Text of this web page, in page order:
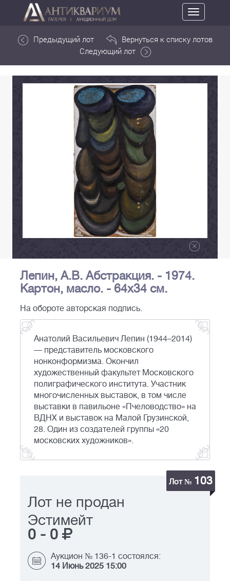
Toggle
navigation
Предыдущий лот
Вернуться к списку лотов
Следующий лот
Лепин, А.В. Абстракция. - 1974.
Картон, масло. - 64х34 см.
На обороте авторская подпись.
Анатолий Васильевич Лепин (1944–2014)
— представитель московского
нонконформизма. Окончил
художественный факультет Московского
полиграфического института. Участник
многочисленных выставок, в том числе
выставки в павильоне «Пчеловодство» на
ВДНХ и выставок на Малой Грузинской,
28. Один из создателей группы «20
московских художников».
Лот № 103
Лот не продан
Эстимейт
0 - 0
Аукцион № 136-1 состоялся:
14 Июнь 2025 15:00